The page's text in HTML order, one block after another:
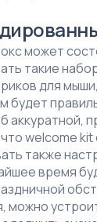
может
такие
для
будет
аккуратной,
welcome
также
время
можно